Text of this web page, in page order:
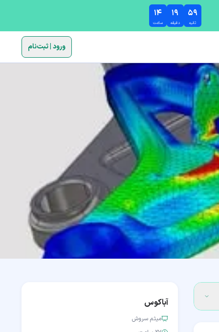
۱۴
ساعت
۱۹
دقیقه
۵۸
ثانیه
ورود | ثبت‌نام
آباکوس
میثم سروش